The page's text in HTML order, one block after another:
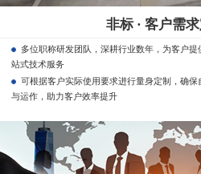
非标 · 客户需
多位职称研发团队，深耕行业数年，为客户
站式技术服务
可根据客户实际使用要求进行量身定制，确
与运作，助力客户效率提升